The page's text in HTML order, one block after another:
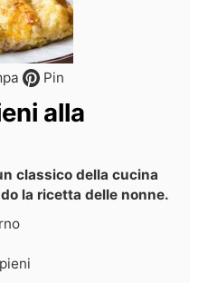
Pin
alla
classico della cucina
la ricetta delle nonne.